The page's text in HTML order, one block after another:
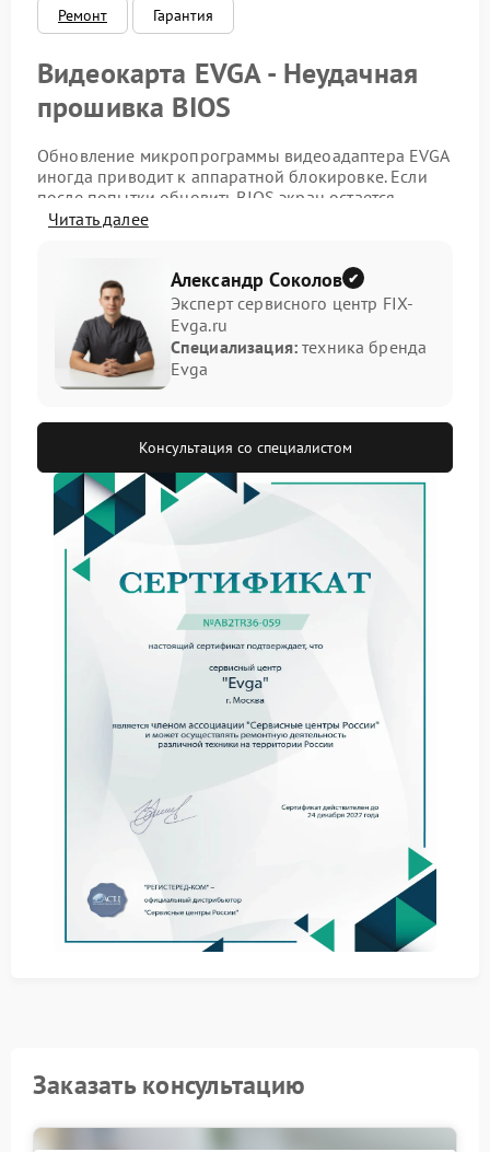
Ремонт Гарантия
Видеокарта EVGA - Неудачная
прошивка BIOS
Обновление микропрограммы видеоадаптера EVGA
иногда приводит к аппаратной блокировке. Если
после попытки обновить BIOS экран остается
черным, а карта не инициализируется, вероятно,
проблемы необходим специализированный ремонт
EVGA с применением программатора.
Характерные признаки
проблемы
Полное отсутствие изображения при включении
компьютера.
Система не определяет устройство в списке
оборудования.
Вентиляторы на видеокарте могут вращаться, но
сигнал отсутствует.
Процедура ремонта
Квалифицированный сервис EVGA для подобных
случаев предполагает точную последовательность
действий. Основные этапы:
Аппаратная диагностика для исключения
физических повреждений.
Определение оригинальной ревизии устройства и
поиск валидного файла BIOS.
использованием профессионального
оборудования.
Для успешного выполнения работ нужен доступ к
обращаться в официальный сервисный центр EVGA,
где есть необходимые инструменты и оригинальные
микропрограммы. Это гарантирует, что устройство
вернется к рабочему состоянию с полным
Читать далее
Александр Соколов
Эксперт сервисного центр FIX-
Evga.ru
Специализация:техника бренда
Evga
Консультация со специалистом
Заказать консультацию